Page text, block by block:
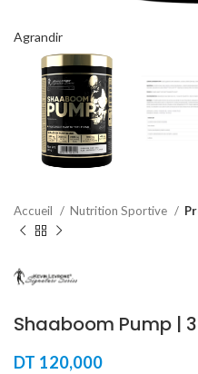
Agrandir
Accueil Nutrition Sportive
Shaaboom Pump |
DT 120,000